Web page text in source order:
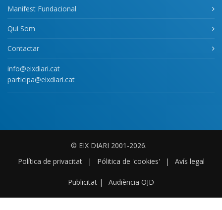
Manifest Fundacional
Qui Som
Contactar
info@eixdiari.cat
participa@eixdiari.cat
© EIX DIARI 2001-2026.
Política de privacitat
| Pólitica de 'cookies' | Avís legal
Publicitat | Audiència OJD